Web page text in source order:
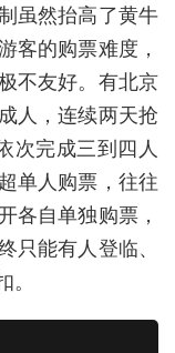
虽然抬高了黄牛
客的购票难度，
不友好。有北京
人，连续两天抢
次完成三到四人
单人购票，往往
各自单独购票，
只能有人登临、